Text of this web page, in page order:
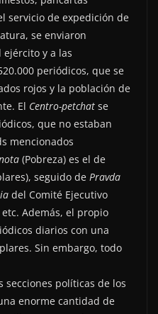
servicio de expedición de
se enviaron
y a las
periódicos, que se
rojos y la población de
El Centro-petchat se
que no estaban
mencionados
(Pobreza) es el de
seguido de Pravda
del Comité Ejecutivo
Además, el propio
diarios con una
Sin embargo, todo
secciones políticas de los
enorme cantidad de